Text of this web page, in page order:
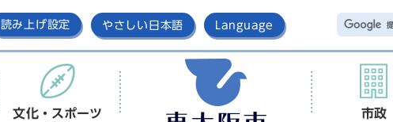
読み上げ設定 やさしい日本語 Language
文化・スポーツ
市政